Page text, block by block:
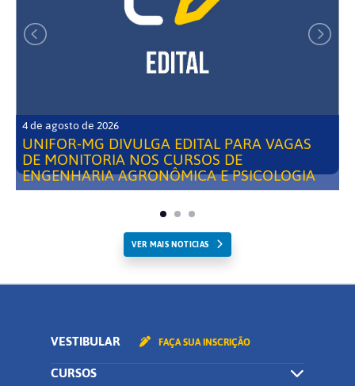
4 de agosto de 2026
UNIFOR-MG DIVULGA EDITAL PARA VAGAS
DE MONITORIA NOS CURSOS DE
ENGENHARIA AGRONÔMICA E PSICOLOGIA
VER MAIS NOTICIAS
VESTIBULAR FAÇA SUA INSCRIÇÃO
CURSOS